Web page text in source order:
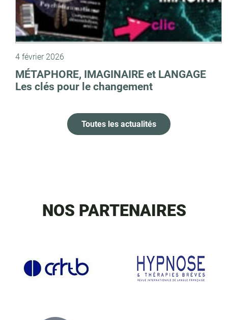
4 février 2026
MÉTAPHORE, IMAGINAIRE et LANGAGE
Les clés pour le changement
Toutes les actualités
NOS PARTENAIRES